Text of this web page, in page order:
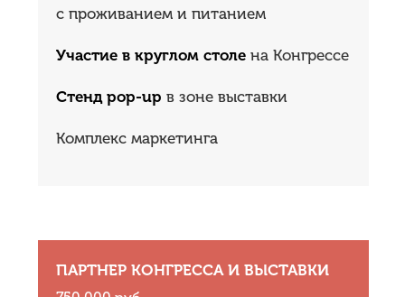
с проживанием и питанием
Участие в круглом столе на Конгрессе
Стенд pop-up в зоне выставки
Комплекс маркетинга
ПАРТНЕР КОНГРЕССА И ВЫСТАВКИ